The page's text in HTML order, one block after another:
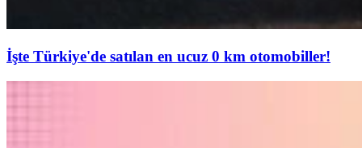
İşte Türkiye'de satılan en ucuz 0 km otomobiller!